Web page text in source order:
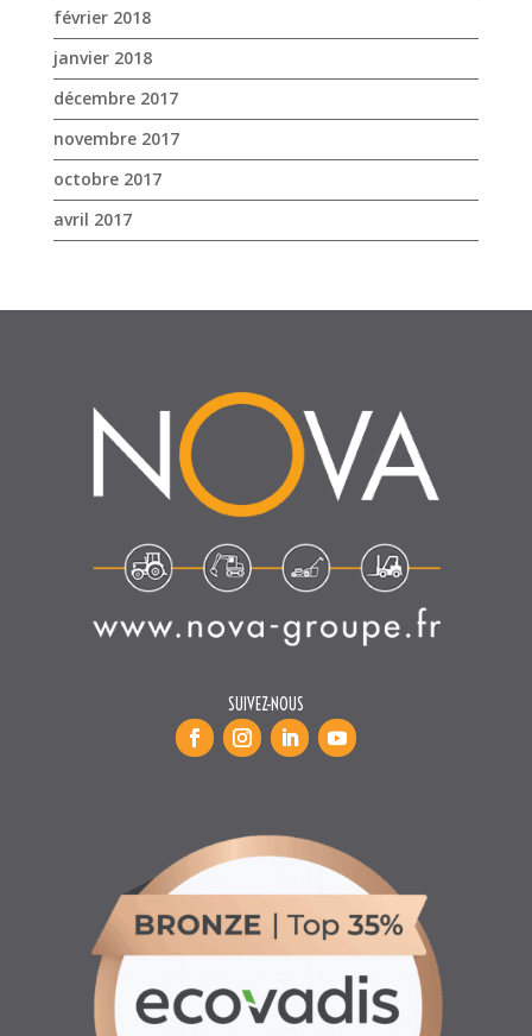
février 2018
janvier 2018
décembre 2017
novembre 2017
octobre 2017
avril 2017
SUIVEZ-NOUS